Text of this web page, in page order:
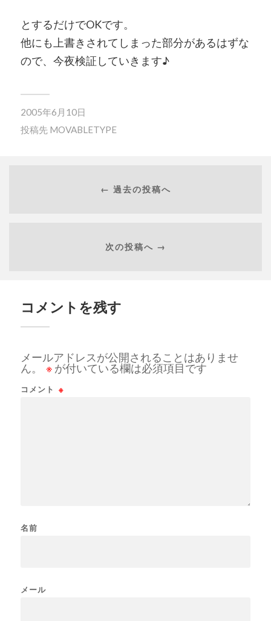
とするだけでOKです。
他にも上書きされてしまった部分があるはずな
ので、今夜検証していきます♪
2005年6月10日
投稿先 MOVABLETYPE
← 過去の投稿へ
次の投稿へ →
コメントを残す
メールアドレスが公開されることはありませ
ん。
※ が付いている欄は必須項目です
コメント ※
名前
メール